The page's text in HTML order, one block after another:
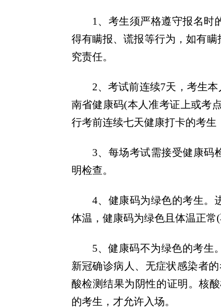
1、考生须严格遵守报名时
得有瞒报、谎报等行为，如有
究责任。
2、考试前连续7天，考生
南省健康码(本人准考证上或考
行考前连续七天健康打卡的考
3、每场考试需接受健康码
明检查。
4、健康码为绿色的考生。
体温，健康码为绿色且体温正常
5、健康码不为绿色的考生
新冠确诊病人、无症状感染者
酸检测结果为阴性的证明。核
的考生，才允许入场。